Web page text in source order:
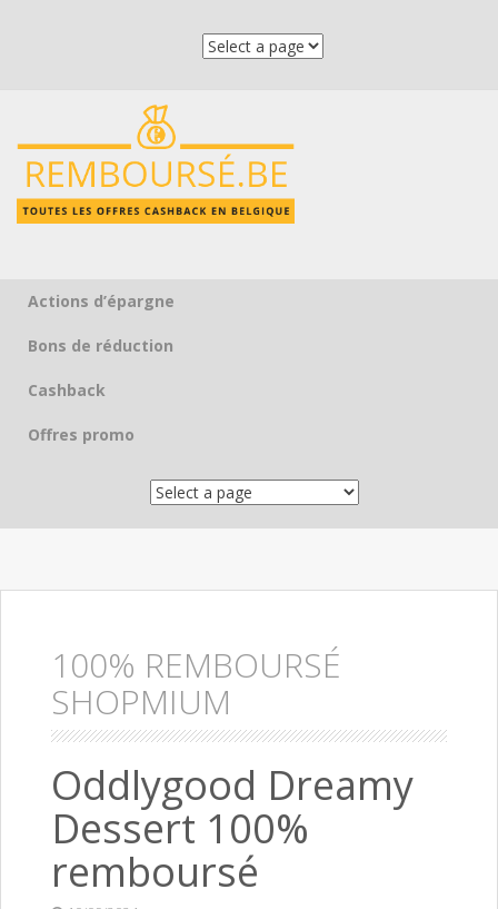
Skip to content
Actions d’épargne
Bons de réduction
Cashback
Offres promo
100% REMBOURSÉ
SHOPMIUM
Oddlygood Dreamy
Dessert 100%
remboursé